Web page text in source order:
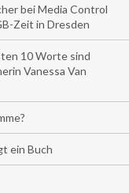
bei Media Control
Zeit in Dresden
10 Worte sind
Vanessa Van
ein Buch